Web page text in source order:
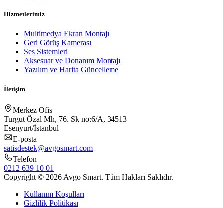
Hizmetlerimiz
Multimedya Ekran Montajı
Geri Görüş Kamerası
Ses Sistemleri
Aksesuar ve Donanım Montajı
Yazılım ve Harita Güncelleme
İletişim
Merkez Ofis
Turgut Özal Mh, 76. Sk no:6/A, 34513
Esenyurt/İstanbul
E-posta
satisdestek@avgosmart.com
Telefon
0212 639 10 01
Copyright © 2026 Avgo Smart. Tüm Hakları Saklıdır.
Kullanım Koşulları
Gizlilik Politikası